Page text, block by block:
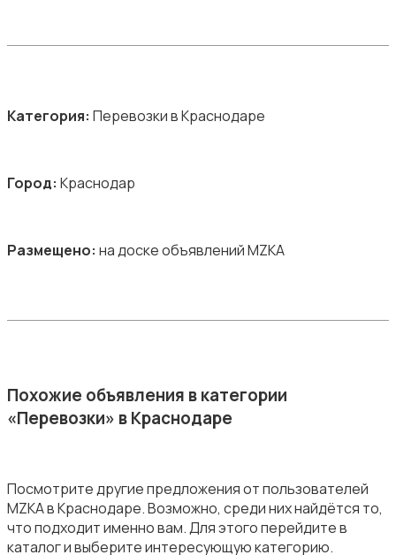
Категория: Перевозки в Краснодаре
Город: Краснодар
Размещено: на доске объявлений MZKA
Похожие объявления в категории
«Перевозки» в Краснодаре
Посмотрите другие предложения от пользователей
MZKA в Краснодаре. Возможно, среди них найдётся то,
что подходит именно вам. Для этого перейдите в
каталог и выберите интересующую категорию.